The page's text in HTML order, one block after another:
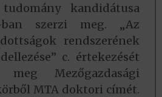
kandidátusa
ban szerzi meg. „Az
rendszerének
c. értekezését
Mezőgazdasági
MTA doktori címét.